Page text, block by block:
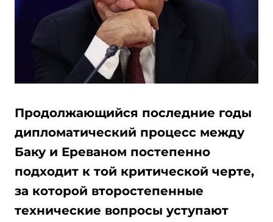
Продолжающийся последние годы
дипломатический процесс между
Баку и Ереваном постепенно
подходит к той критической черте,
за которой второстепенные
технические вопросы уступают